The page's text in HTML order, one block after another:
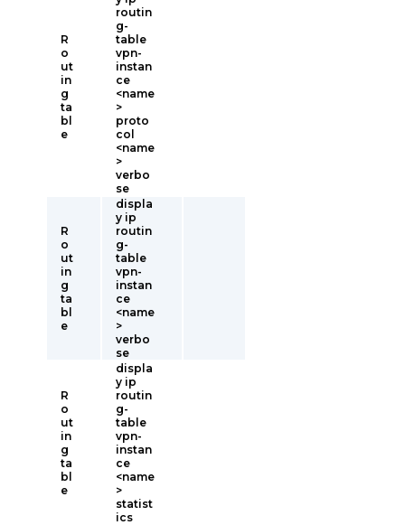
R
o
ut
in
g
ta
bl
e
routin
g-
table
vpn-
instan
ce
<name
>
proto
col
<name
>
verbo
se
R
o
ut
in
g
ta
bl
e
displa
y ip
routin
g-
table
vpn-
instan
ce
<name
>
verbo
se
R
o
ut
in
g
ta
bl
e
displa
y ip
routin
g-
table
vpn-
instan
ce
<name
>
statist
ics